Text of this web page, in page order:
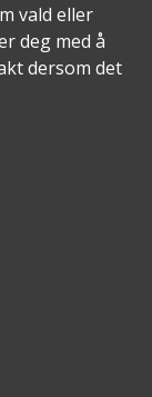
vald eller
deg med å
dersom det